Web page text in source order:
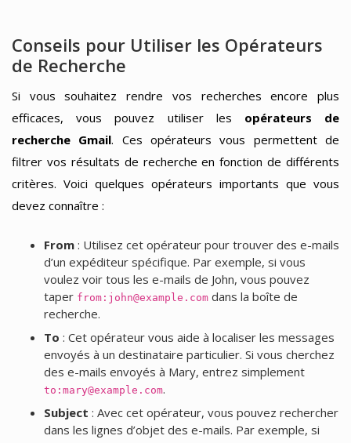
Conseils pour Utiliser les Opérateurs
de Recherche
Si vous souhaitez rendre vos recherches encore plus
efficaces, vous pouvez utiliser les opérateurs de
recherche Gmail. Ces opérateurs vous permettent de
filtrer vos résultats de recherche en fonction de différents
critères. Voici quelques opérateurs importants que vous
devez connaître :
From: Utilisez cet opérateur pour trouver des e-mails
d’un expéditeur spécifique. Par exemple, si vous
voulez voir tous les e-mails de John, vous pouvez
taper from: john@example.comdans la boîte de
recherche.
To : Cet opérateur vous aide à localiser les messages
envoyés à un destinataire particulier. Si vous cherchez
des e-mails envoyés à Mary, entrez simplement
to: mary@example.com.
Subject : Avec cet opérateur, vous pouvez rechercher
dans les lignes d’objet des e-mails. Par exemple, si